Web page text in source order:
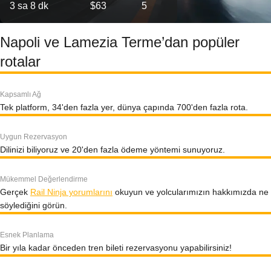
3 sa 8 dk $63 5
Napoli ve Lamezia Terme’dan popüler
rotalar
Kapsamlı Ağ
Tek platform, 34'den fazla yer, dünya çapında 700'den fazla rota.
Uygun Rezervasyon
Dilinizi biliyoruz ve 20'den fazla ödeme yöntemi sunuyoruz.
Mükemmel Değerlendirme
Gerçek Rail Ninja yorumlarını okuyun ve yolcularımızın hakkımızda ne
söylediğini görün.
Esnek Planlama
Bir yıla kadar önceden tren bileti rezervasyonu yapabilirsiniz!